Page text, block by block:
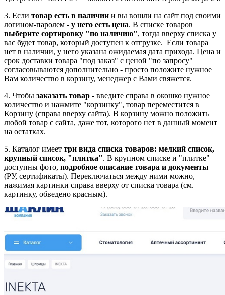
3. Если товар есть в наличии и вы вошли на сайт под своими
логином-паролем - у него есть цена. В списке товаров
выберите сортировку "по наличию", тогда вверху списка у
вас будет товар, который доступен к отгрузке. Если товара
нет в наличии, у него указана ожидаемая дата прихода. Цена и
срок доставки товара "под заказ" с ценой "по запросу"
согласовываются дополнительно - просто положите нужное
Вам количество в корзину, менеджер с Вами свяжется.
4. Чтобы заказать товар - введите справа в окошко нужное
количество и нажмите "корзинку", товар переместится в
Корзину (справа вверху сайта). В корзину можно положить
любой товар с сайта, даже тот, которого нет в данный момент
на остатках.
5. Каталог имеет три вида списка товаров: мелкий список,
крупный список, "плитка". В крупном списке и "плитке"
доступны фото, подробное описание товара и документы
(РУ, сертификаты). Переключаться между ними можно,
нажимая картинки справа вверху от списка товара (см.
картинку, обведено красным).